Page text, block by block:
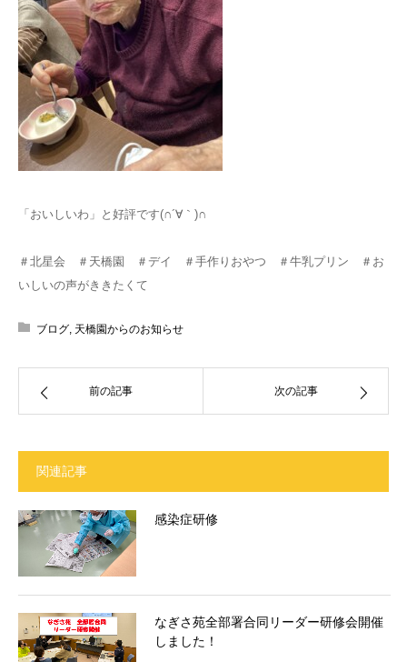
「おいしいわ」と好評です(∩´∀｀)∩
＃北星会 ＃天橋園 ＃デイ ＃手作りおやつ ＃牛乳プリン ＃お
いしいの声がききたくて
ブログ, 天橋園からのお知らせ
前の記事 次の記事
関連記事
感染症研修
なぎさ苑全部署合同リーダー研修会開催
しました！